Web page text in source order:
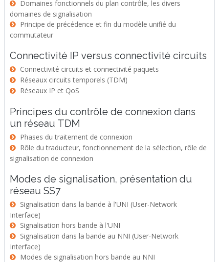
domaines de signalisation
commutateur
Connectivité IP versus connectivité circuits
Connectivité circuits et connectivité paquets
Réseaux circuits temporels (TDM)
Réseaux IP et QoS
Principes du contrôle de connexion dans
un réseau TDM
Phases du traitement de connexion
signalisation de connexion
Modes de signalisation, présentation du
réseau SS7
Interface)
Signalisation hors bande à l'UNI
Interface)
Modes de signalisation hors bande au NNI